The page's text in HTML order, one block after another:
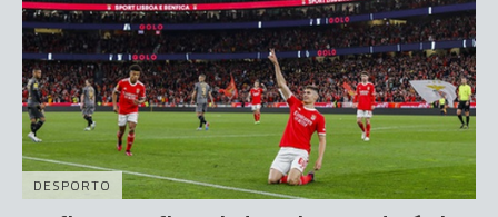
DESPORTO